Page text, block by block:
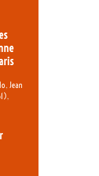
, Jean
,